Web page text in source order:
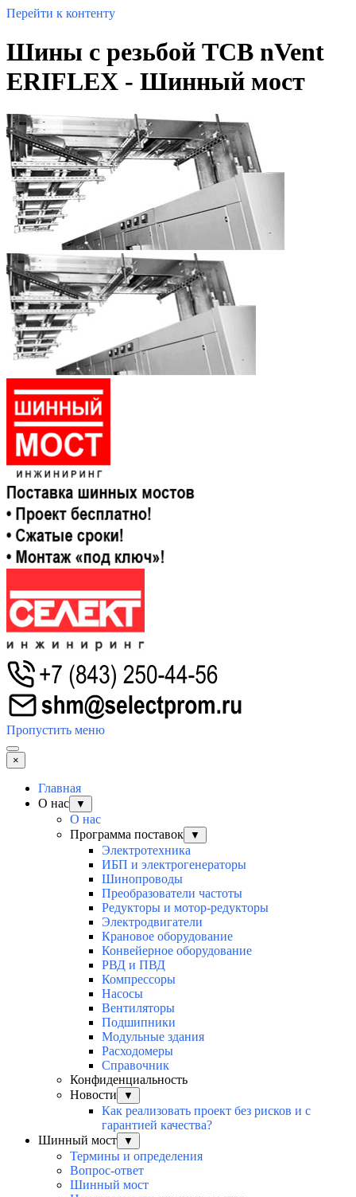
Перейти к контенту
Шины с резьбой TCB nVent
ERIFLEX - Шинный мост
Пропустить меню
×
Главная
О нас
▼
О нас
Программа поставок
▼
Электротехника
ИБП и электрогенераторы
Шинопроводы
Преобразователи частоты
Редукторы и мотор-редукторы
Электродвигатели
Крановое оборудование
Конвейерное оборудование
РВД и ПВД
Компрессоры
Насосы
Вентиляторы
Подшипники
Модульные здания
Расходомеры
Справочник
Конфиденциальность
Новости
▼
Как реализовать проект без рисков и с
гарантией качества?
Шинный мост
▼
Термины и определения
Вопрос-ответ
Шинный мост